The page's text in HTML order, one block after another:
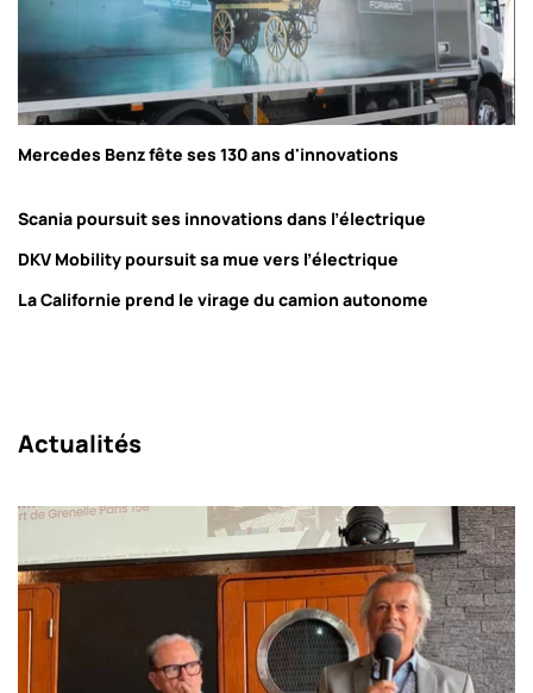
Mercedes Benz fête ses 130 ans d'innovations
Scania poursuit ses innovations dans l’électrique
DKV Mobility poursuit sa mue vers l’électrique
La Californie prend le virage du camion autonome
Actualités